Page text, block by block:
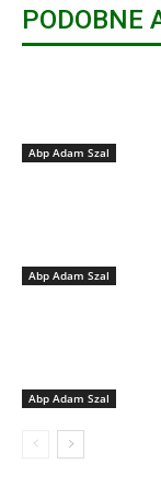
PODOBNE
Abp Adam Szal
Abp Adam Szal
Abp Adam Szal